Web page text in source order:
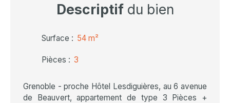
Descriptifdu bien
Surface : 54 m²
Pièces : 3
Grenoble - proche Hôtel Lesdiguières, au 6 avenue
de Beauvert, appartement de type 3 Pièces +